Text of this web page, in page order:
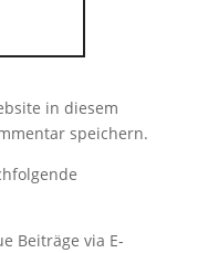
in diesem
speichern.
Beiträge via E-